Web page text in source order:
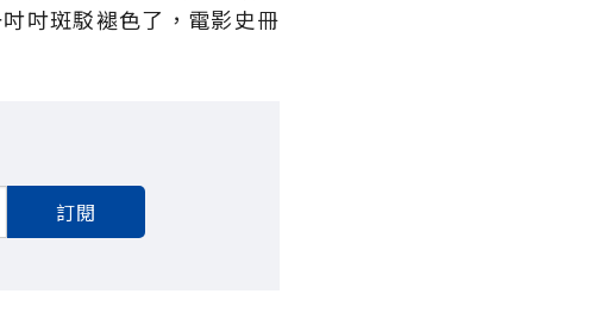
吋斑駁褪色了，電影史冊
訂閱